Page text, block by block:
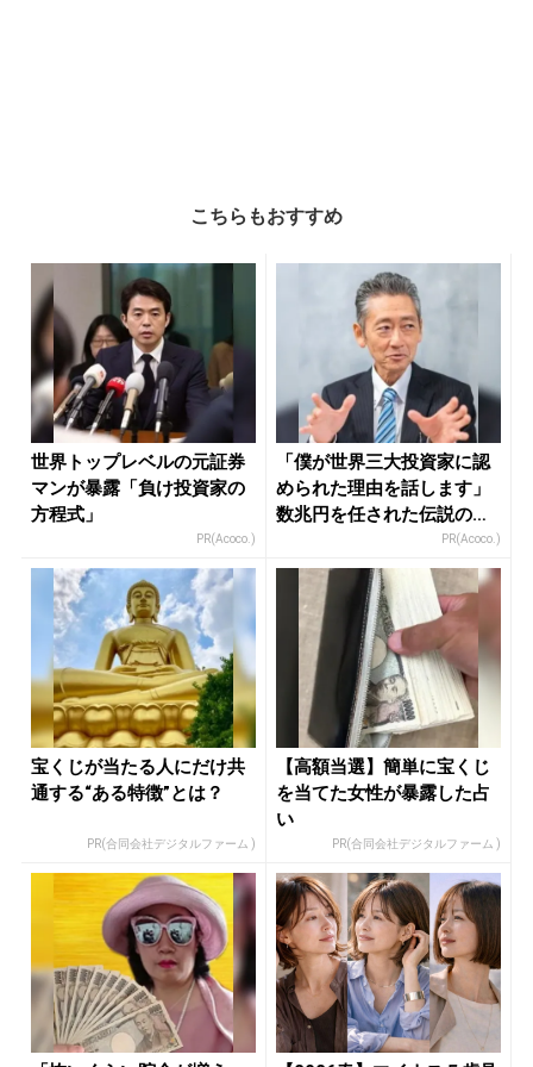
こちらもおすすめ
世界トップレベルの元証券
マンが暴露「負け投資家の
方程式」
PR(Acoco.)
「僕が世界三大投資家に認
められた理由を話します」
数兆円を任された伝説の投
PR(Acoco.)
宝くじが当たる人にだけ共
通する“ある特徴”とは？
PR(合同会社デジタルファーム )
【高額当選】簡単に宝くじ
を当てた女性が暴露した占
い
PR(合同会社デジタルファーム )